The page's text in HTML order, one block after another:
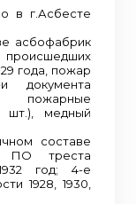
в г.Асбесте
асбофабрик
года, пожар
документа
пожарные
шт.), медный
составе
ПО треста
год; 4-е
1928, 1930,